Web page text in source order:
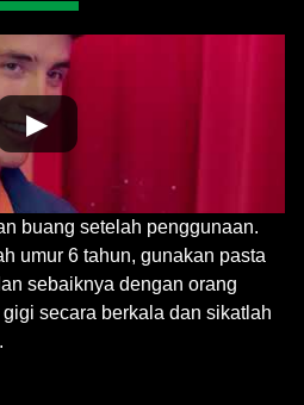
▶
buang setelah penggunaan.
umur 6 tahun, gunakan pasta
sebaiknya dengan orang
secara berkala dan sikatlah